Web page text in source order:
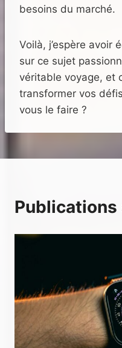
besoins du marché.
Voilà, j’espère avoir
sur ce sujet
véritable voyage, et
transformer vos
vous le faire ?